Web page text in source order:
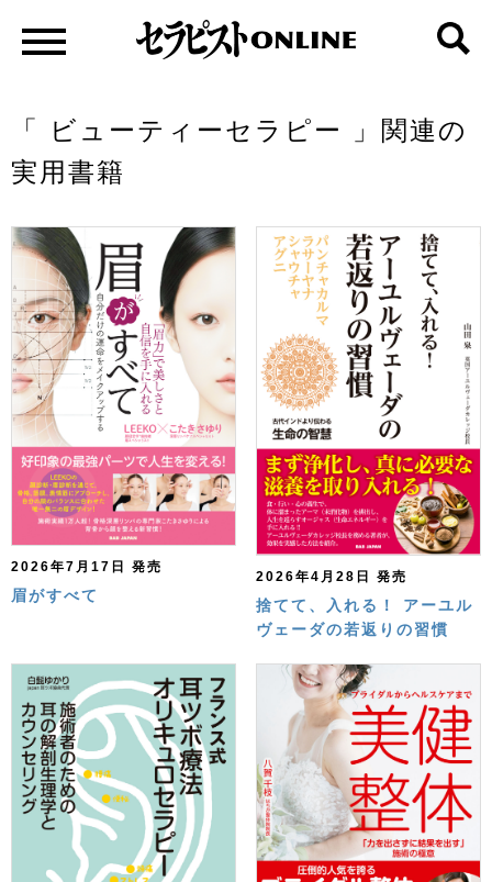
「 ビューティーセラピー 」関連の
実用書籍
2026年7月17日 発売
眉がすべて
2026年4月28日 発売
捨てて、入れる！ アーユル
ヴェーダの若返りの習慣